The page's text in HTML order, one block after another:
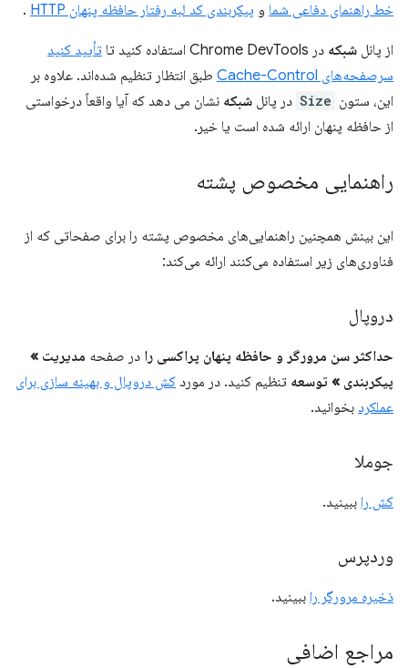
خط راهنمای دفاعی شما و پیکربندی کد لبه رفتار حافظه پنهان HTTP .
از پانل شبکه در Chrome DevTools استفاده کنید تا
تأیید کنید
سرصفحه‌های Cache-Control
طبق انتظار تنظیم شده‌اند. علاوه بر
این، ستون Size در پانل شبکه نشان می دهد که آیا واقعاً درخواستی
از حافظه پنهان ارائه شده است یا خیر.
راهنمایی مخصوص پشته
این بینش همچنین راهنمایی‌های مخصوص پشته را برای صفحاتی که از
فناوری‌های زیر استفاده می‌کنند ارائه می‌کند:
دروپال
حداکثر سن مرورگر و حافظه پنهان پراکسی را در صفحه مدیریت »
پیکربندی » توسعه تنظیم کنید. در مورد کش دروپال و بهینه سازی برای
عملکرد بخوانید.
جوملا
کش را ببینید.
وردپرس
ذخیره مرورگر را ببینید.
مراجع اضافی